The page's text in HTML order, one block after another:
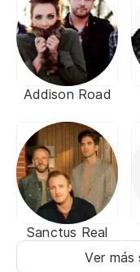
Addison Road
Sanctus Real
Ver más